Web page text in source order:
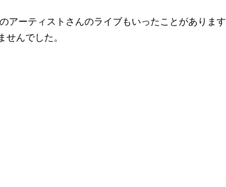
アーティストさんのライブもいったことがあります
せんでした。